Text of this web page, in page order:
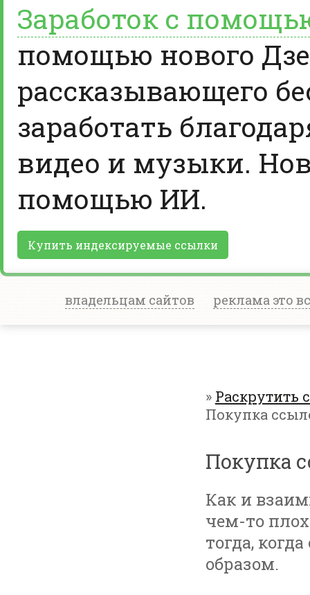
Заработок с
помощью нового
рассказывающего
заработать
видео и музыки.
помощью ИИ.
Купить индексируемые ссылки
владельцам сайтов реклама это
» Раскрутить
Покупка
Покупка
Как и
чем-то
тогда,
образом.